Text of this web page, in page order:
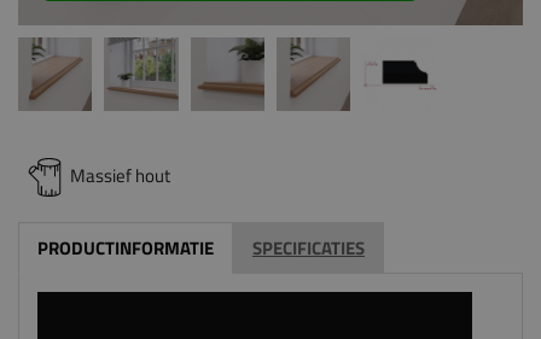
Massief hout
PRODUCTINFORMATIE SPECIFICATIES